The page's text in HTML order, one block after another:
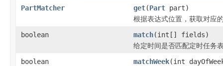
PartMatcher get(Part part)
根据表达式位置，获取对应
boolean
match(int[] fields)
给定时间是否匹配定时任务
boolean
matchWeek(int